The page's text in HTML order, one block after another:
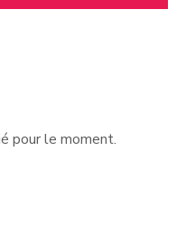
pour le moment.